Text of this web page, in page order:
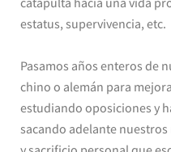
estatus, supervivencia, etc.
Pasamos años enteros de
chino o alemán para
estudiando oposiciones y
sacando adelante